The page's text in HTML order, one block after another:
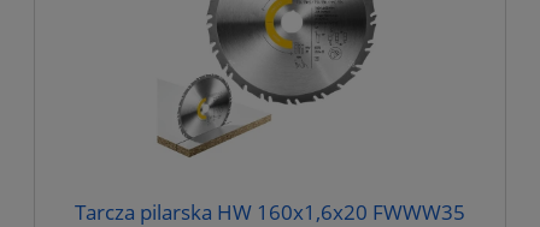
Tarcza pilarska HW 160x1,6x20 FWWW35